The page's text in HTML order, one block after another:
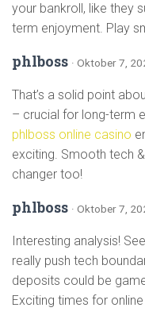
your bankroll, like they
term enjoyment. Play
phlboss · Oktober 7,
That’s a solid point
– crucial for long-term
phlboss online casino
exciting. Smooth tech
changer too!
phlboss · Oktober 7,
Interesting analysis!
really push tech
deposits could be
Exciting times for